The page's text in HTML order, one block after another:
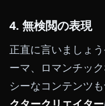
4. 無検閲の表現
正直に言いましょ
ーマ、ロマンチッ
シーなコンテンツ